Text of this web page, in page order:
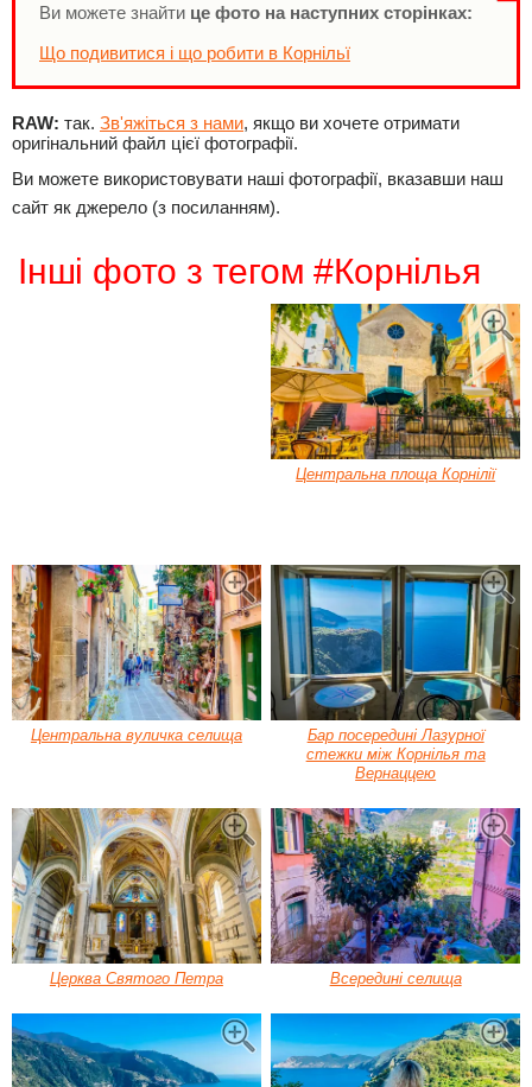
Ви можете знайти це фото на наступних сторінках:
Що подивитися і що робити в Корнільї
RAW: так. Зв'яжіться з нами, якщо ви хочете отримати
оригінальний файл цієї фотографії.
Ви можете використовувати наші фотографії, вказавши наш
сайт як джерело (з посиланням).
Інші фото з тегом #Корнілья
Центральна площа Корнілії
Центральна вуличка селища
Бар посередині Лазурної
стежки між Корнілья та
Вернаццею
Церква Святого Петра Всередині селища